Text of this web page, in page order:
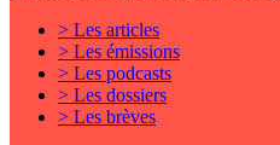
> Les articles
> Les émissions
> Les podcasts
> Les dossiers
> Les brèves